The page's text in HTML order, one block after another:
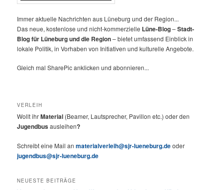
Immer aktuelle Nachrichten aus Lüneburg und der Region...
Das neue, kostenlose und nicht-kommerzielle Lüne-Blog–Stadt-
Blog für Lüneburg und die Region– bietet umfassend Einblick in
lokale Politik, in Vorhaben von Initiativen und kulturelle Angebote.
Gleich mal SharePic anklicken und abonnieren...
VERLEIH
Wollt ihrMaterial (Beamer, Lautsprecher, Pavillon etc.) oder den
Jugendbusausleihen?
Schreibt eine Mail anmaterialverleih@sjr-lueneburg.deoder
jugendbus@sjr-lueneburg.de
NEUESTE BEITRÄGE